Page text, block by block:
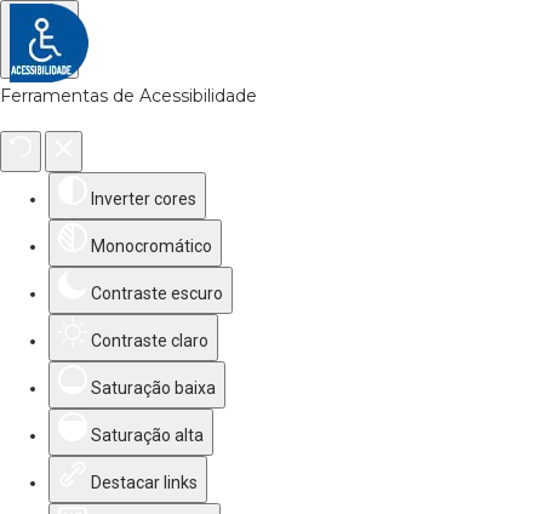
Ferramentas de Acessibilidade
Inverter cores
Monocromático
Contraste escuro
Contraste claro
Saturação baixa
Saturação alta
Destacar links